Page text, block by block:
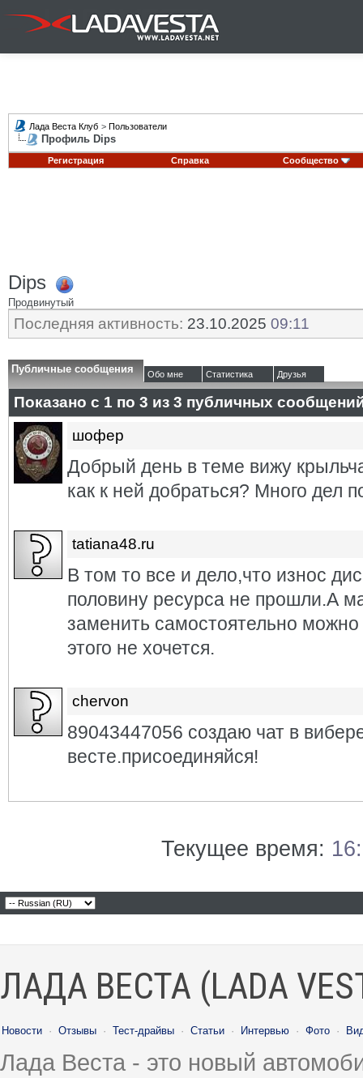
Лада Веста Клуб > Пользователи
Профиль Dips
Регистрация Справка Сообщество
Dips
Продвинутый
Последняя активность: 23.10.2025 09:11
Публичные сообщения Обо мне Статистика Друзья
Показано с 1 по 3 из 3 публичных
шофер
Добрый день в теме вижу
как к ней добраться? Много дел
tatiana48.ru
В том то все и дело,что износ
половину ресурса не прошли.А
заменить самостоятельно можно
этого не хочется.
chervon
89043447056 создаю чат в
весте.присоединяйся!
Текущее время:
ЛАДА ВЕСТА (LADA
Новости · Отзывы · Тест-драйвы · Статьи · Интервью · Фото ·
Лада Веста - это новый